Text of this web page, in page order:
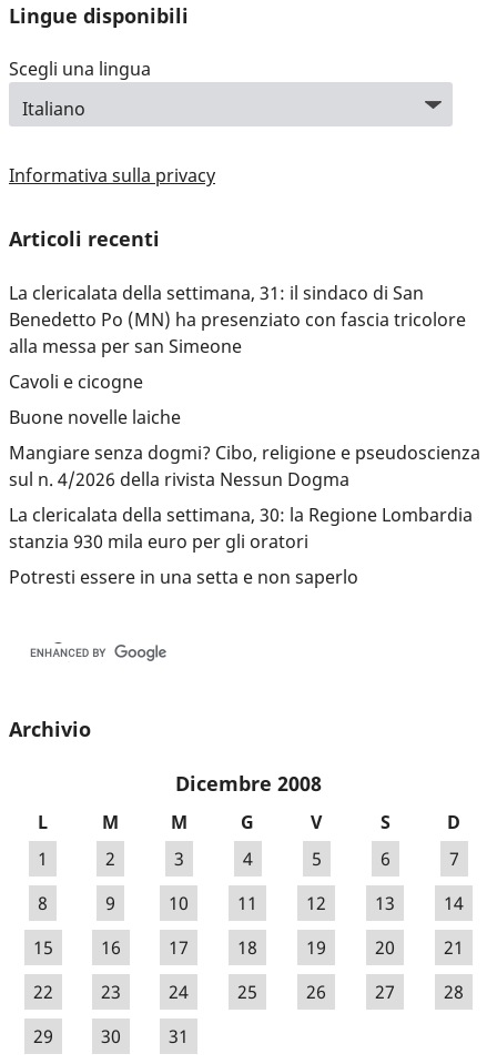
Lingue disponibili
Scegli una lingua
Informativa sulla privacy
Articoli recenti
La clericalata della settimana, 31: il sindaco di San
Benedetto Po (MN) ha presenziato con fascia tricolore
alla messa per san Simeone
Cavoli e cicogne
Buone novelle laiche
Mangiare senza dogmi? Cibo, religione e pseudoscienza
sul n. 4/2026 della rivista Nessun Dogma
La clericalata della settimana, 30: la Regione Lombardia
stanzia 930 mila euro per gli oratori
Potresti essere in una setta e non saperlo
Archivio
Dicembre 2008
L M M G V S
D
1
2 3 4 5 6
7
8
9 10 11 12 13
14
15
16 17 18 19 20
21
22
23 24 25 26 27
28
29
30
31